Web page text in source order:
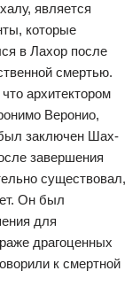
является
которые
в Лахор после
смертью.
архитектором
Веронио,
заключен Шах-
завершения
существовал,
Он был
для
драгоценных
к смертной